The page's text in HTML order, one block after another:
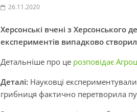
26.11.2020
Херсонські вчені з Херсонського
експериментів випадково
Детальніше про це розповідає
Деталі: Науковці
грибниця фактично перетворила